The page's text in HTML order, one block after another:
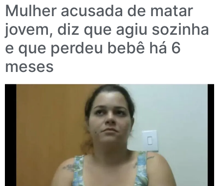
Mulher acusada de matar
jovem, diz que agiu sozinha
e que perdeu bebê há 6
meses